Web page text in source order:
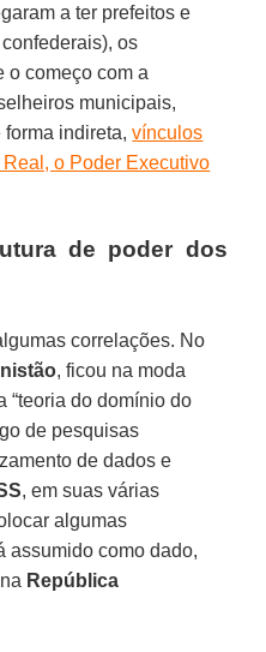
a ter prefeitos e
os
o começo com a
municipais,
forma indireta,vínculos
o Poder Executivo
de poder dos
correlações. No
, ficou na moda
“teoria do domínio do
de pesquisas
de dados e
, em suas várias
algumas
assumido como dado,
República